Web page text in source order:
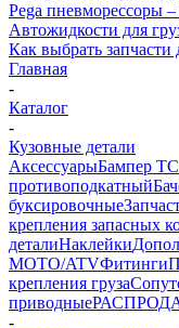
Pega пневморессоры
Автожидкости для
Как выбрать запчасти
Главная
-
Каталог
-
Кузовные детали
АксессуарыБампер
противоподкатный
буксировочные
крепления запасных
деталиНаклейки
MOTO/ATVФитинги
крепления груза
приводные
-